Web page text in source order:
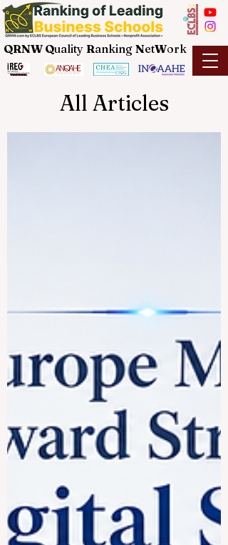
QRNW Quality Ranking NetWork
All Articles